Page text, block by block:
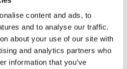
content and ads, to
and to analyse our traffic.
about your use of our site with
and analytics partners who
information that you’ve